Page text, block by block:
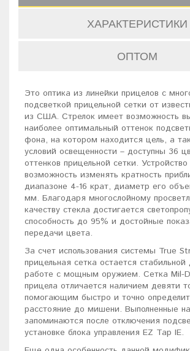
ХАРАКТЕРИСТИКИ
ОПТОМ
Это оптика из линейки прицелов с
подсветкой прицельной сетки от
из США. Стрелок имеет возможность
наиболее оптимальный оттенок
фона, на котором находится цель, а
условий освещенности – доступны 36
оттенков прицельной сетки.
возможность изменять кратность
диапазоне 4-16 крат, диаметр его
мм. Благодаря многослойному
качеству стекла достигается
способность до 95% и достойные
передачи цвета.
За счет использования системы True
прицельная сетка остается
работе с мощным оружием. Сетка Mil-
прицела отличается наличием девяти
помогающим быстро и точно
расстояние до мишени. Выполненные
запоминаются после отключения
установке блока управления EZ Tap IE.